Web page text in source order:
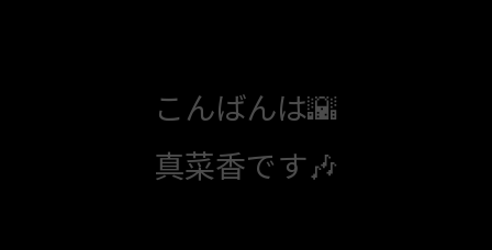
こんばんは🌇
真菜香です🎶